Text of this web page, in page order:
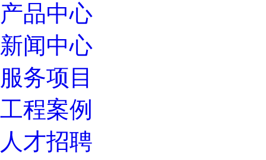
产品中心
新闻中心
服务项目
工程案例
人才招聘